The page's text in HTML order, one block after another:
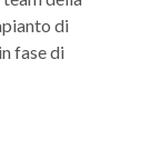
di
fase di